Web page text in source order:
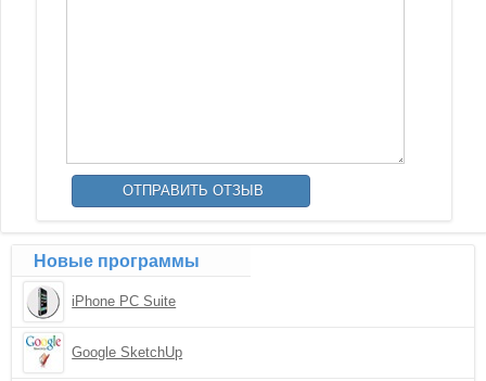
Новые программы
iPhone PC Suite
Google SketchUp